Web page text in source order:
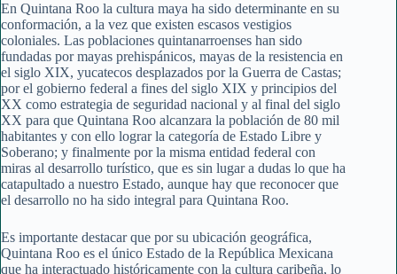
En Quintana Roo la cultura maya ha sido determinante en su
conformación, a la vez que existen escasos vestigios
coloniales. Las poblaciones quintanarroenses han sido
fundadas por mayas prehispánicos, mayas de la resistencia en
el siglo XIX, yucatecos desplazados por la Guerra de Castas;
por el gobierno federal a fines del siglo XIX y principios del
XX como estrategia de seguridad nacional y al final del siglo
XX para que Quintana Roo alcanzara la población de 80 mil
habitantes y con ello lograr la categoría de Estado Libre y
Soberano; y finalmente por la misma entidad federal con
miras al desarrollo turístico, que es sin lugar a dudas lo que ha
catapultado a nuestro Estado, aunque hay que reconocer que
el desarrollo no ha sido integral para Quintana Roo.
Es importante destacar que por su ubicación geográfica,
Quintana Roo es el único Estado de la República Mexicana
que ha interactuado históricamente con la cultura caribeña, lo